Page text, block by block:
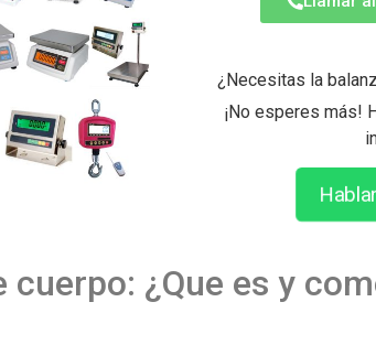
¿Necesitas la
¡No esperes más!
cuerpo: ¿Que es y